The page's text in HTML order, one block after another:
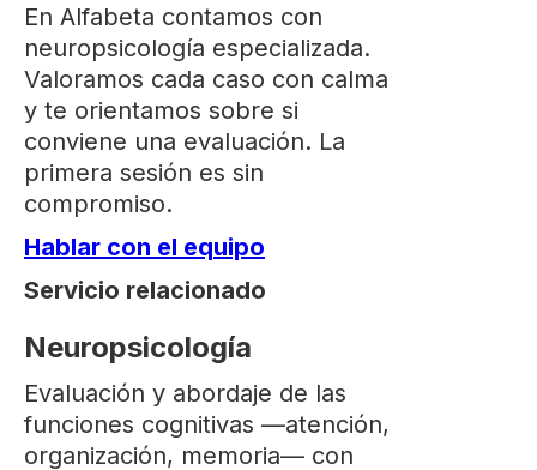
En Alfabeta contamos con
neuropsicología especializada.
Valoramos cada caso con calma
y te orientamos sobre si
conviene una evaluación. La
primera sesión es sin
compromiso.
Hablar con el equipo
Servicio relacionado
Neuropsicología
Evaluación y abordaje de las
funciones cognitivas —atención,
organización, memoria— con